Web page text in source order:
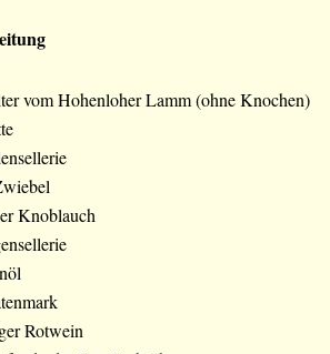
vom Hohenloher Lamm (ohne Knochen)
Knoblauch
Rotwein